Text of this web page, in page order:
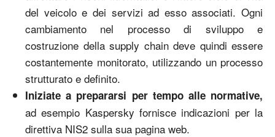
del veicolo e dei servizi ad esso associati. Ogni
cambiamento nel processo di sviluppo e
costruzione della supply chain deve quindi essere
costantemente monitorato, utilizzando un processo
strutturato e definito.
Iniziate a prepararsi per tempo alle normative,
ad esempio Kaspersky fornisce indicazioni per la
direttiva NIS2 sulla sua pagina web.